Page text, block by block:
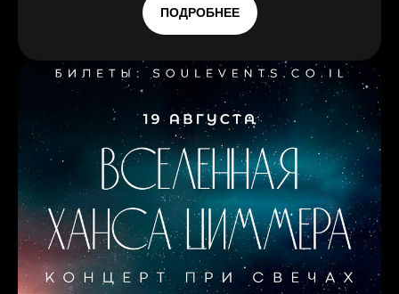
ПОДРОБНЕЕ